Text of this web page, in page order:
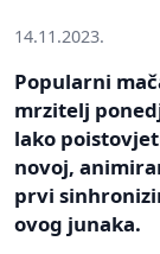
14.11.2023.
Popularni
mrzitelj
lako
novoj,
prvi
ovog junaka.